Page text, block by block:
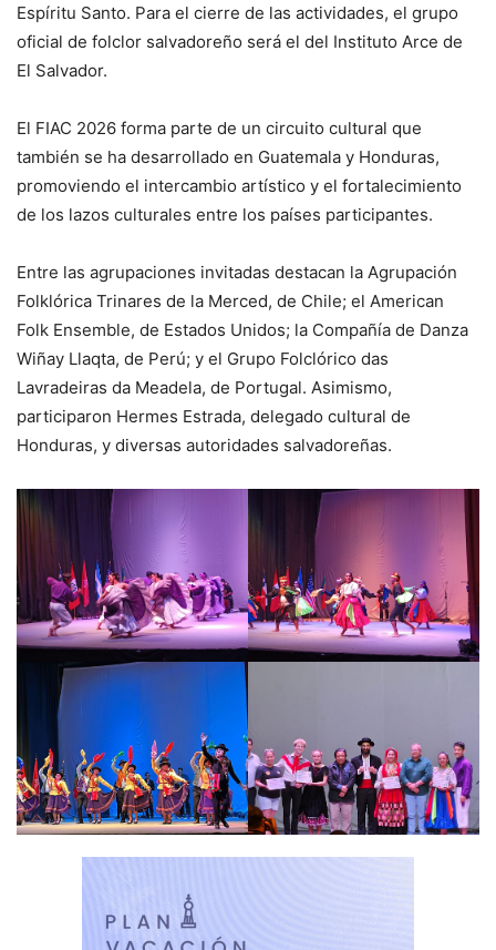
Espíritu Santo. Para el cierre de las actividades, el grupo
oficial de folclor salvadoreño será el del Instituto Arce de
El Salvador.
El FIAC 2026 forma parte de un circuito cultural que
también se ha desarrollado en Guatemala y Honduras,
promoviendo el intercambio artístico y el fortalecimiento
de los lazos culturales entre los países participantes.
Entre las agrupaciones invitadas destacan la Agrupación
Folklórica Trinares de la Merced, de Chile; el American
Folk Ensemble, de Estados Unidos; la Compañía de Danza
Wiñay Llaqta, de Perú; y el Grupo Folclórico das
Lavradeiras da Meadela, de Portugal. Asimismo,
participaron Hermes Estrada, delegado cultural de
Honduras, y diversas autoridades salvadoreñas.